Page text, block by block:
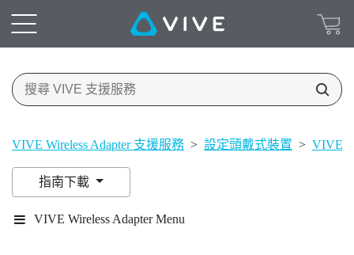
VIVE Wireless Adapter 支援服務 > 設定頭戴式裝置 > VIVE
指南下載
VIVE Wireless Adapter Menu